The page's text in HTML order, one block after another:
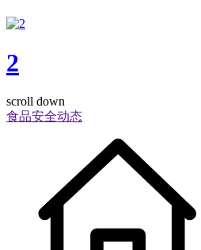
2
scroll down
食品安全动态